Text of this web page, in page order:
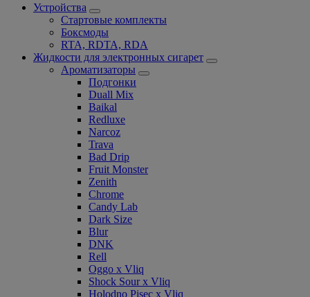
Устройства
Стартовые комплекты
Боксмоды
RTA, RDTA, RDA
Жидкости для электронных сигарет
Ароматизаторы
Подгонки
Duall Mix
Baikal
Redluxe
Narcoz
Trava
Bad Drip
Fruit Monster
Zenith
Chrome
Candy Lab
Dark Size
Blur
DNK
Rell
Oggo x Vliq
Shock Sour x Vliq
Holodno Pisec x Vliq